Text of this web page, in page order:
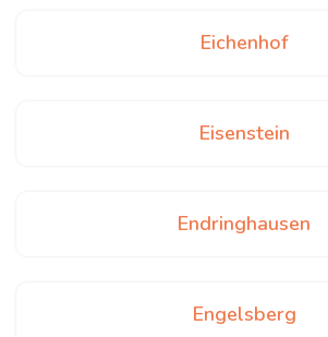
Eichenhof
Eisenstein
Endringhausen
Engelsberg